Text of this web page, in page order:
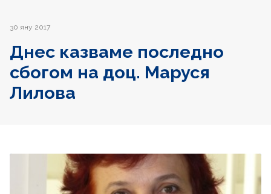
30 яну 2017
Днес казваме последно
сбогом на доц. Маруся
Лилова